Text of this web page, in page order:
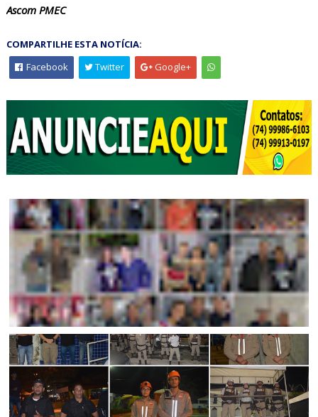
Ascom PMEC
COMPARTILHE ESTA NOTÍCIA:
Facebook
Twitter Google+
JAGUARARI
Portal Jaguarari deu um show na cobertura do São João
2019